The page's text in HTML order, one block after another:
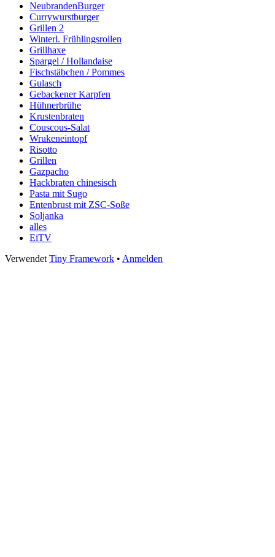
NeubrandenBurger
Currywurstburger
Grillen 2
Winterl. Frühlingsrollen
Grillhaxe
Spargel / Hollandaise
Fischstäbchen / Pommes
Gulasch
Gebackener Karpfen
Hühnerbrühe
Krustenbraten
Couscous-Salat
Wrukeneintopf
Risotto
Grillen
Gazpacho
Hackbraten chinesisch
Pasta mit Sugo
Entenbrust mit ZSC-Soße
Soljanka
alles
EiTV
Footer
Verwendet Tiny Framework • Anmelden